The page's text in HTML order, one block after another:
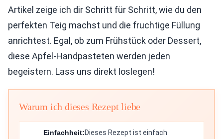
Artikel zeige ich dir Schritt für Schritt, wie du den
perfekten Teig machst und die fruchtige Füllung
anrichtest. Egal, ob zum Frühstück oder Dessert,
diese Apfel-Handpasteten werden jeden
begeistern. Lass uns direkt loslegen!
Warum ich dieses Rezept liebe
Einfachheit:Dieses Rezept ist einfach